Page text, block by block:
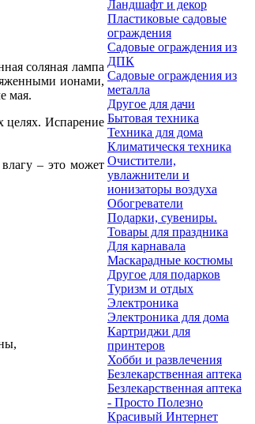
соляная лампа
ионами,
мая.
целях. Испарение
– это может
Ландшафт и декор
Пластиковые садовые
ограждения
Садовые ограждения из
ДПК
Садовые ограждения из
металла
Другое для дачи
Бытовая техника
Техника для дома
Климатическя техника
Очистители,
увлажнители и
ионизаторы воздуха
Обогреватели
Подарки, сувениры.
Товары для праздника
Для карнавала
Маскарадные костюмы
Другое для подарков
Туризм и отдых
Электроника
Электроника для дома
Картриджи для
принтеров
Хобби и развлечения
Безлекарственная аптека
Безлекарственная аптека
- Просто Полезно
Красивый Интернет